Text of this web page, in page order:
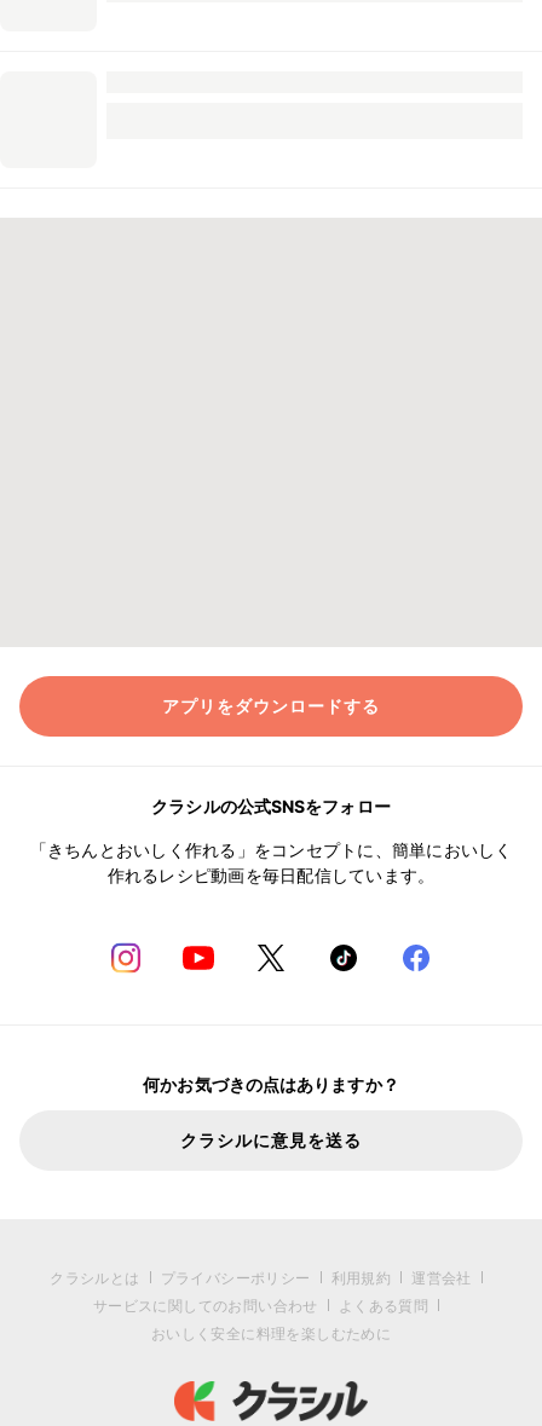
アプリをダウンロードする
クラシルの公式SNSをフォロー
「きちんとおいしく作れる」をコンセプトに、簡単においしく
作れるレシピ動画を毎日配信しています。
何かお気づきの点はありますか？
クラシルに意見を送る
クラシルとは プライバシーポリシー 利用規約
運営会社
サービスに関してのお問い合わせ
よくある質問
おいしく安全に料理を楽しむために